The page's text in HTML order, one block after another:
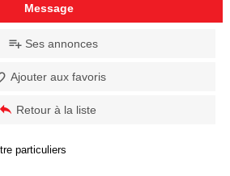
Message
Ses annonces
Ajouter aux favoris
Retour à la liste
particuliers